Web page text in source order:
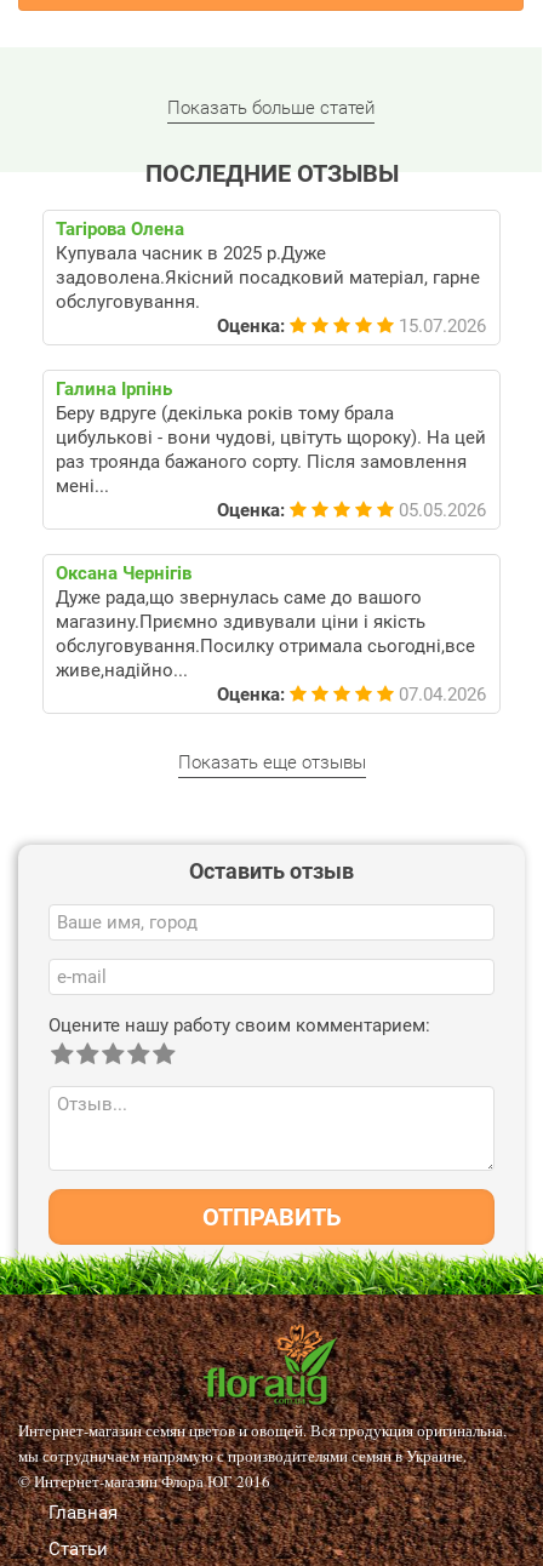
Показать больше статей
ПОСЛЕДНИЕ ОТЗЫВЫ
Тагірова Олена
Купувала часник в 2025 р.Дуже
задоволена.Якісний посадковий матеріал, гарне
обслуговування.
Оценка:
15.07.2026
Галина Ірпінь
Беру вдруге (декілька років тому брала
цибулькові - вони чудові, цвітуть щороку). На цей
раз троянда бажаного сорту. Після замовлення
мені...
Оценка:
05.05.2026
Оксана Чернігів
Дуже рада,що звернулась саме до вашого
магазину.Приємно здивували ціни і якість
обслуговування.Посилку отримала сьогодні,все
живе,надійно...
Оценка:
07.04.2026
Показать еще отзывы
Оставить отзыв
Оцените нашу работу своим комментарием:
ОТПРАВИТЬ
Интернет-магазин семян цветов и овощей. Вся продукция оригинальна,
мы сотрудничаем напрямую с производителями семян в Украине.
© Интернет-магазин Флора ЮГ 2016
Главная
Статьи